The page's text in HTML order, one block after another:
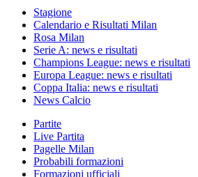
Stagione
Calendario e Risultati Milan
Rosa Milan
Serie A: news e risultati
Champions League: news e risultati
Europa League: news e risultati
Coppa Italia: news e risultati
News Calcio
Partite
Live Partita
Pagelle Milan
Probabili formazioni
Formazioni ufficiali